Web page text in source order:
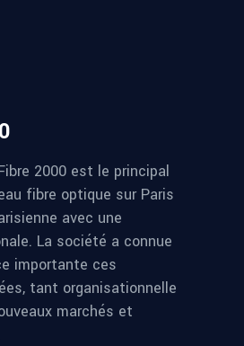
2000 est le principal
fibre optique sur Paris
avec une
La société a connue
importante ces
tant organisationnelle
marchés et